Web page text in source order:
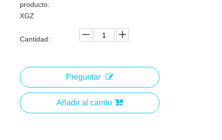
producto:
XGZ
Cantidad:
Preguntar
Añadir al carrito